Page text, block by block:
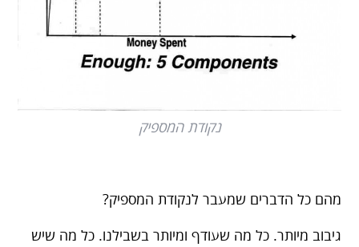
נקודת המספיק
מהם כל הדברים שמעבר לנקודת המספיק?
גיבוב מיותר. כל מה שעודף ומיותר בשבילנו. כל מה שיש